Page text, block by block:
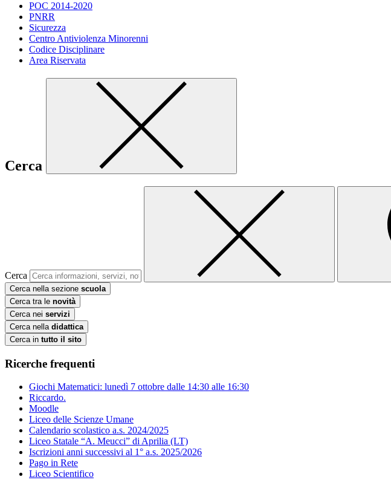
POC 2014-2020
PNRR
Sicurezza
Centro Antiviolenza Minorenni
Codice Disciplinare
Area Riservata
Cerca
Cerca
Cerca nella sezione scuola
Cerca tra le novità
Cerca nei servizi
Cerca nella didattica
Cerca in tutto il sito
Ricerche frequenti
Giochi Matematici: lunedì 7 ottobre dalle 14:30 alle 16:30
Riccardo.
Moodle
Liceo delle Scienze Umane
Calendario scolastico a.s. 2024/2025
Liceo Statale “A. Meucci” di Aprilia (LT)
Iscrizioni anni successivi al 1° a.s. 2025/2026
Pago in Rete
Liceo Scientifico